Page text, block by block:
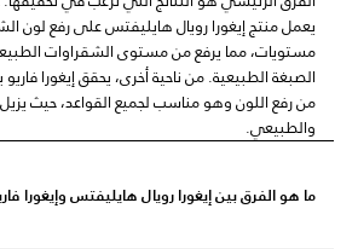
مستويات، مما يرفع من مستوى الشقراوات
الصبغة الطبيعية. من ناحية أخرى، يحقق إيغورا
من رفع اللون وهو مناسب لجميع القواعد، حيث
والطبيعي.
ما هو الفرق بين إيغورا رويال هايليفتس وإيغورا